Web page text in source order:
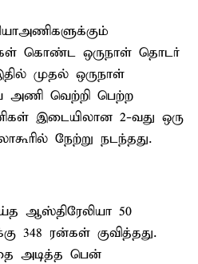
கொண்ட ஒருநாள் தொடர்
முதல் ஒருநாள்
அணி வெற்றி பெற்ற
இடையிலான 2-வது ஒரு
நேற்று நடந்தது.
ஆஸ்திரேலியா 50
348 ரன்கள் குவித்தது.
அடித்த பென்